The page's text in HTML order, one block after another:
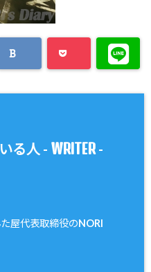
る人 - WRITER-
屋代表取締役のNORI